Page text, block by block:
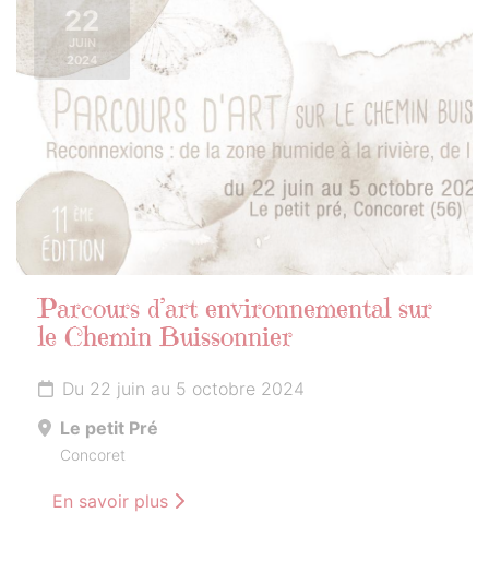
22
JUIN
2024
Parcours d’art environnemental sur
le Chemin Buissonnier
Du 22 juin au 5 octobre 2024
Le petit Pré
Concoret
En savoir plus